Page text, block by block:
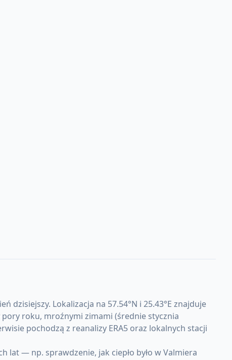
Lokalizacja na 57.54°N i 25.43°E znajduje
roku, mroźnymi zimami (średnie stycznia
pochodzą z reanalizy ERA5 oraz lokalnych stacji
— np. sprawdzenie, jak ciepło było w Valmiera